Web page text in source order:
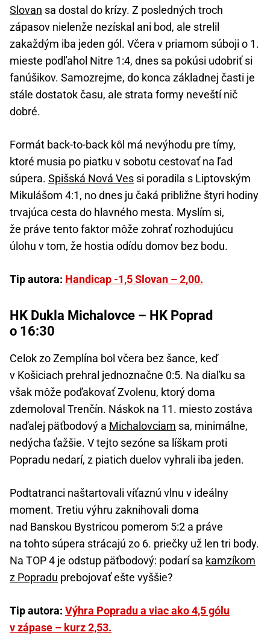
Slovan sa dostal do krízy. Z posledných troch
zápasov nielenže nezískal ani bod, ale strelil
zakaždým iba jeden gól. Včera v priamom súboji o 1.
mieste podľahol Nitre 1:4, dnes sa pokúsi udobriť si
fanúšikov. Samozrejme, do konca základnej časti je
stále dostatok času, ale strata formy neveští nič
dobré.
Formát back-to-back kôl má nevýhodu pre tímy,
ktoré musia po piatku v sobotu cestovať na ľad
súpera. Spišská Nová Ves si poradila s Liptovským
Mikulášom 4:1, no dnes ju čaká približne štyri hodiny
trvajúca cesta do hlavného mesta. Myslím si,
že práve tento faktor môže zohrať rozhodujúcu
úlohu v tom, že hostia odídu domov bez bodu.
Tip autora: Handicap -1,5 Slovan – 2,00.
HK Dukla Michalovce – HK Poprad
o 16:30
Celok zo Zemplína bol včera bez šance, keď
v Košiciach prehral jednoznačne 0:5. Na diaľku sa
však môže poďakovať Zvolenu, ktorý doma
zdemoloval Trenčín. Náskok na 11. miesto zostáva
naďalej päťbodový a Michalovciam sa, minimálne,
nedýcha ťažšie. V tejto sezóne sa líškam proti
Popradu nedarí, z piatich duelov vyhrali iba jeden.
Podtatranci naštartovali víťaznú vlnu v ideálny
moment. Tretiu výhru zaknihovali doma
nad Banskou Bystricou pomerom 5:2 a práve
na tohto súpera strácajú zo 6. priečky už len tri body.
Na TOP 4 je odstup päťbodový: podarí sa kamzíkom
z Popradu prebojovať ešte vyššie?
Tip autora: Výhra Popradu a viac ako 4,5 gólu
v zápase – kurz 2,53.